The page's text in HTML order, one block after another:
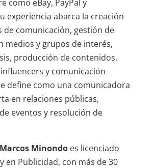
como eBay, PayPal y
experiencia abarca la creación
de comunicación, gestión de
medios y grupos de interés,
producción de contenidos,
y comunicación
define como una comunicadora
en relaciones públicas,
eventos y resolución de
Marcos Minondoes licenciado
en Publicidad, con más de 30